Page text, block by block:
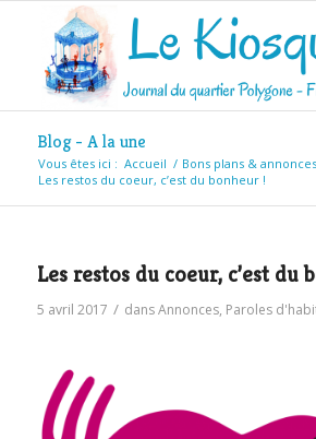
Blog - A la une
Vous êtes ici : Accueil / Bons plans & annonces
Les restos du coeur, c’est du bonheur !
Les restos du coeur, c’est du
5 avril 2017 / dansAnnonces, Paroles